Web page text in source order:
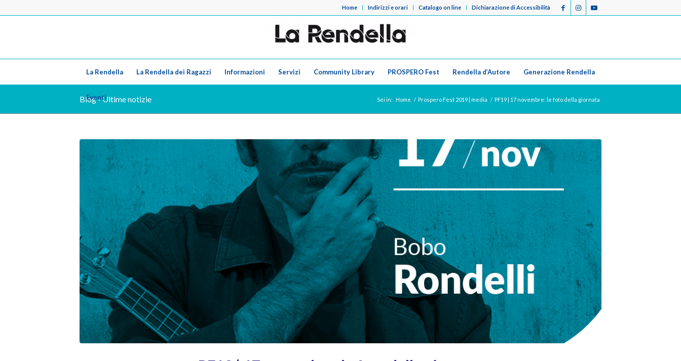
Home Indirizzi e orari Catalogo on line Dichiarazione di Accessibilità
La Rendella La Rendella dei Ragazzi Informazioni Servizi Community Library PROSPERO Fest Rendella d’Autore Generazione Rendella
Eventi
Blog - Ultime notizie Sei in: Home / Prospero Fest 2019 | media / PF19 | 17 novembre: le foto della giornata